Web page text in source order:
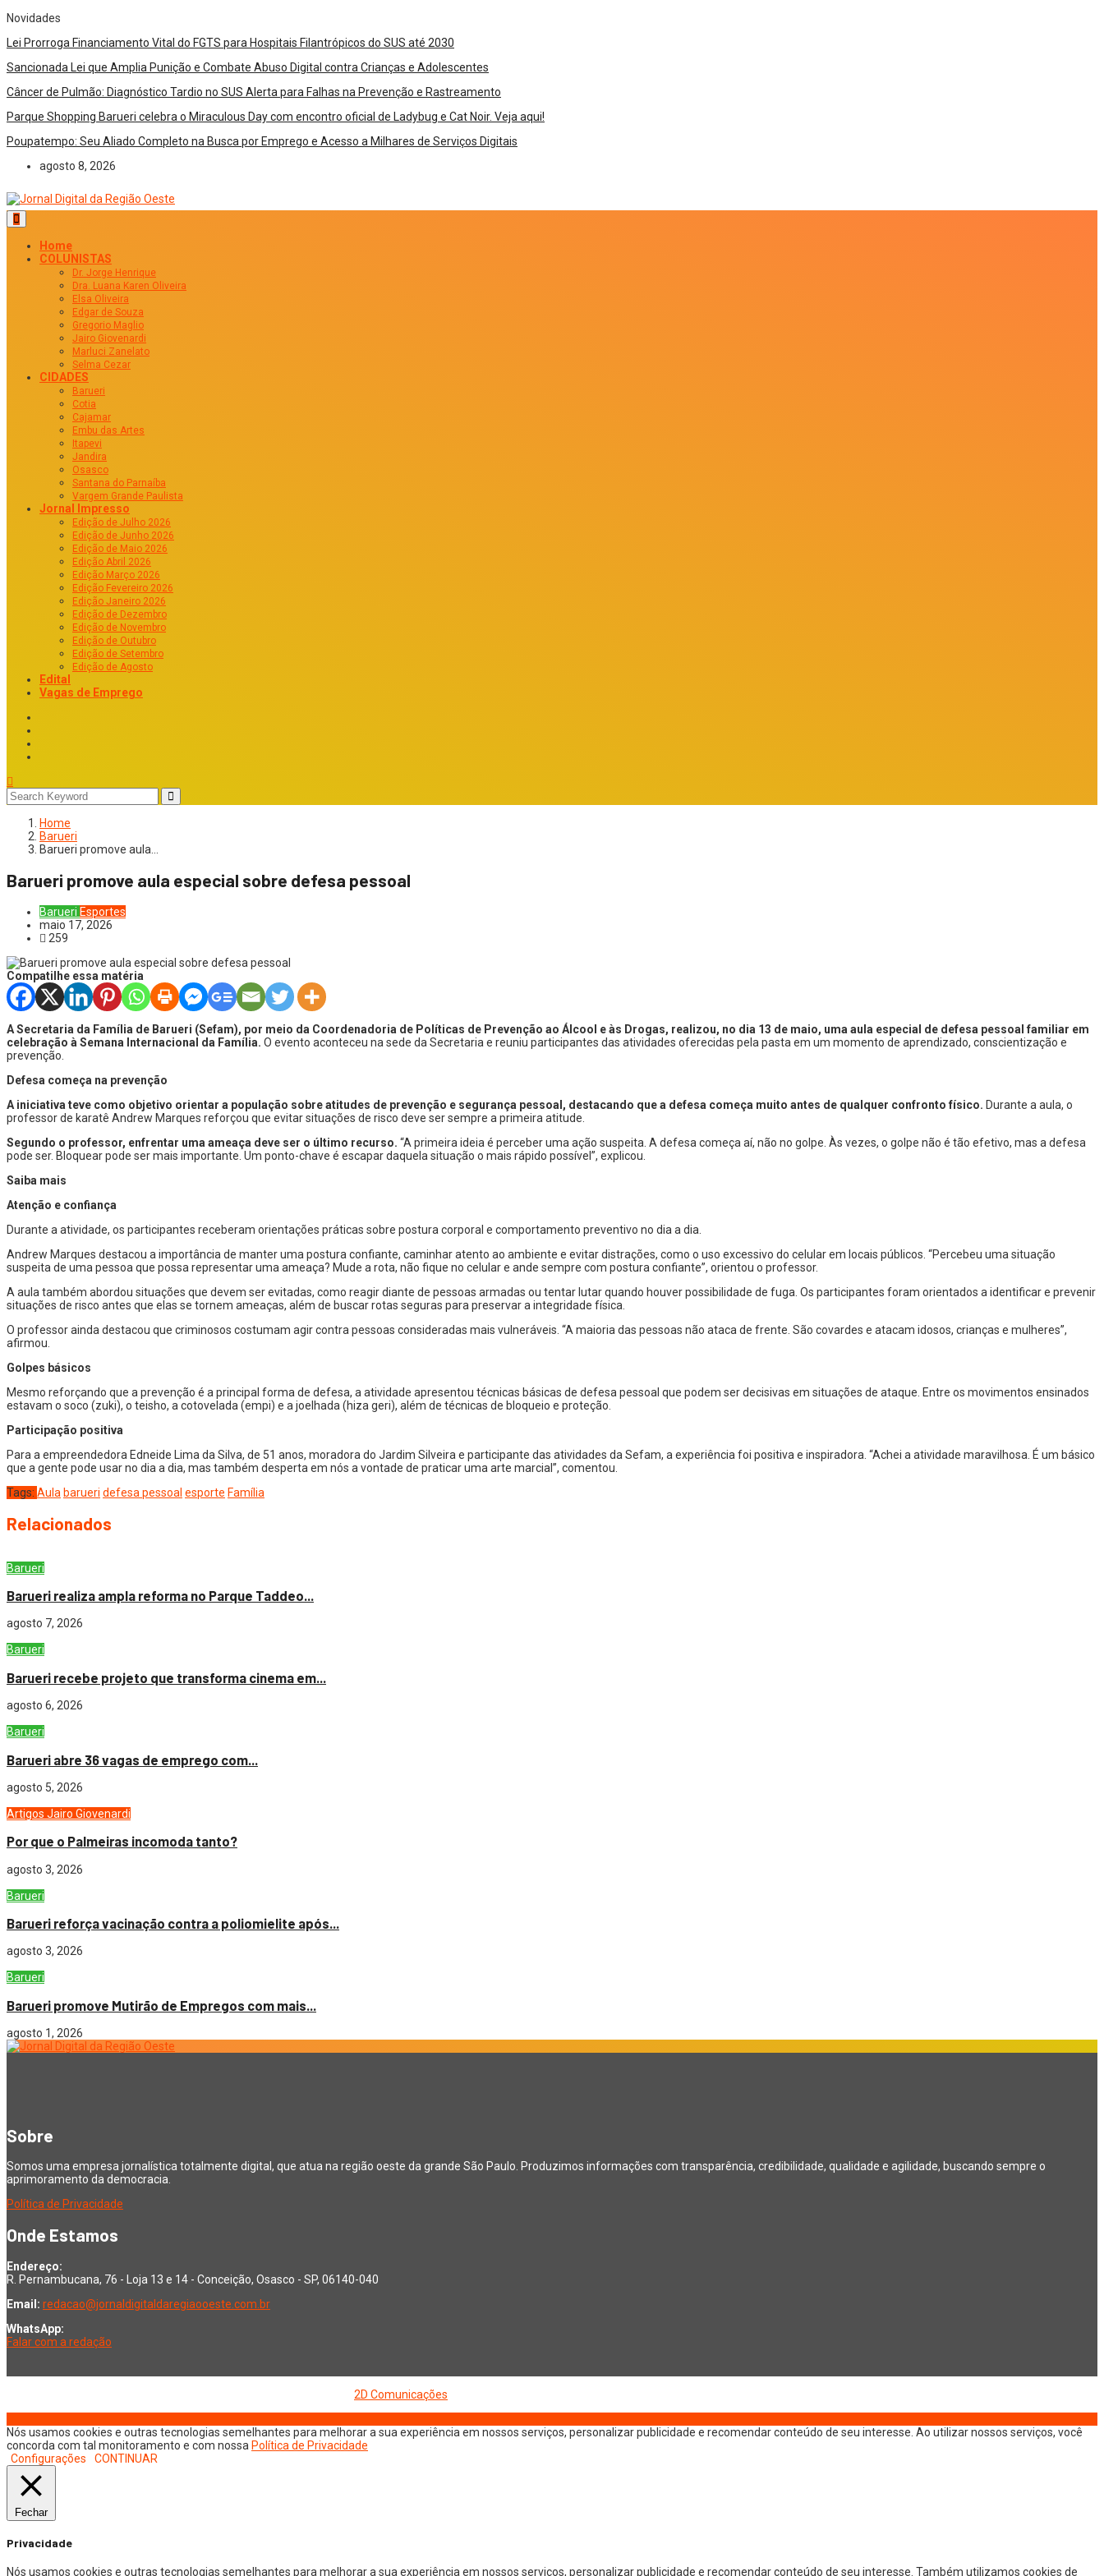
Novidades
Lei Prorroga Financiamento Vital do FGTS para Hospitais Filantrópicos do SUS até 2030
Sancionada Lei que Amplia Punição e Combate Abuso Digital contra Crianças e Adolescentes
Câncer de Pulmão: Diagnóstico Tardio no SUS Alerta para Falhas na Prevenção e Rastreamento
Parque Shopping Barueri celebra o Miraculous Day com encontro oficial de Ladybug e Cat Noir. Veja aqui!
Poupatempo: Seu Aliado Completo na Busca por Emprego e Acesso a Milhares de Serviços Digitais
agosto 8, 2026
Home
COLUNISTAS
Dr. Jorge Henrique
Dra. Luana Karen Oliveira
Elsa Oliveira
Edgar de Souza
Gregorio Maglio
Jairo Giovenardi
Marluci Zanelato
Selma Cezar
CIDADES
Barueri
Cotia
Cajamar
Embu das Artes
Itapevi
Jandira
Osasco
Santana do Parnaíba
Vargem Grande Paulista
Jornal Impresso
Edição de Julho 2026
Edição de Junho 2026
Edição de Maio 2026
Edição Abril 2026
Edição Março 2026
Edição Fevereiro 2026
Edição Janeiro 2026
Edição de Dezembro
Edição de Novembro
Edição de Outubro
Edição de Setembro
Edição de Agosto
Edital
Vagas de Emprego
Home
Barueri
Barueri promove aula…
Barueri promove aula especial sobre defesa pessoal
Barueri Esportes
maio 17, 2026
259
Compatilhe essa matéria
A Secretaria da Família de Barueri (Sefam), por meio da Coordenadoria de Políticas de Prevenção ao Álcool e às Drogas, realizou, no dia 13 de maio, uma aula especial de defesa pessoal familiar em
celebração à Semana Internacional da Família. O evento aconteceu na sede da Secretaria e reuniu participantes das atividades oferecidas pela pasta em um momento de aprendizado, conscientização e
prevenção.
Defesa começa na prevenção
A iniciativa teve como objetivo orientar a população sobre atitudes de prevenção e segurança pessoal, destacando que a defesa começa muito antes de qualquer confronto físico. Durante a aula, o
professor de karatê Andrew Marques reforçou que evitar situações de risco deve ser sempre a primeira atitude.
Segundo o professor, enfrentar uma ameaça deve ser o último recurso. “A primeira ideia é perceber uma ação suspeita. A defesa começa aí, não no golpe. Às vezes, o golpe não é tão efetivo, mas a defesa
pode ser. Bloquear pode ser mais importante. Um ponto-chave é escapar daquela situação o mais rápido possível”, explicou.
Saiba mais
Atenção e confiança
Durante a atividade, os participantes receberam orientações práticas sobre postura corporal e comportamento preventivo no dia a dia.
Andrew Marques destacou a importância de manter uma postura confiante, caminhar atento ao ambiente e evitar distrações, como o uso excessivo do celular em locais públicos. “Percebeu uma situação
suspeita de uma pessoa que possa representar uma ameaça? Mude a rota, não fique no celular e ande sempre com postura confiante”, orientou o professor.
A aula também abordou situações que devem ser evitadas, como reagir diante de pessoas armadas ou tentar lutar quando houver possibilidade de fuga. Os participantes foram orientados a identificar e prevenir
situações de risco antes que elas se tornem ameaças, além de buscar rotas seguras para preservar a integridade física.
O professor ainda destacou que criminosos costumam agir contra pessoas consideradas mais vulneráveis. “A maioria das pessoas não ataca de frente. São covardes e atacam idosos, crianças e mulheres”,
afirmou.
Golpes básicos
Mesmo reforçando que a prevenção é a principal forma de defesa, a atividade apresentou técnicas básicas de defesa pessoal que podem ser decisivas em situações de ataque. Entre os movimentos ensinados
estavam o soco (zuki), o teisho, a cotovelada (empi) e a joelhada (hiza geri), além de técnicas de bloqueio e proteção.
Participação positiva
Para a empreendedora Edneide Lima da Silva, de 51 anos, moradora do Jardim Silveira e participante das atividades da Sefam, a experiência foi positiva e inspiradora. “Achei a atividade maravilhosa. É um básico
que a gente pode usar no dia a dia, mas também desperta em nós a vontade de praticar uma arte marcial”, comentou.
Tags: Aula barueri defesa pessoal esporte Família
Relacionados
Barueri
Barueri realiza ampla reforma no Parque Taddeo...
agosto 7, 2026
Barueri
Barueri recebe projeto que transforma cinema em...
agosto 6, 2026
Barueri
Barueri abre 36 vagas de emprego com...
agosto 5, 2026
Artigos Jairo Giovenardi
Por que o Palmeiras incomoda tanto?
agosto 3, 2026
Barueri
Barueri reforça vacinação contra a poliomielite após...
agosto 3, 2026
Barueri
Barueri promove Mutirão de Empregos com mais...
agosto 1, 2026
Sobre
Somos uma empresa jornalística totalmente digital, que atua na região oeste da grande São Paulo. Produzimos informações com transparência, credibilidade, qualidade e agilidade, buscando sempre o
aprimoramento da democracia.
Política de Privacidade
Onde Estamos
Endereço:
R. Pernambucana, 76 - Loja 13 e 14 - Conceição, Osasco - SP, 06140-040
Email: redacao@jornaldigitaldaregiaooeste.com.br
WhatsApp:
Falar com a redação
2D Comunicações
Nós usamos cookies e outras tecnologias semelhantes para melhorar a sua experiência em nossos serviços, personalizar publicidade e recomendar conteúdo de seu interesse. Ao utilizar nossos serviços, você
concorda com tal monitoramento e com nossa Política de Privacidade
Configurações
CONTINUAR
Fechar
Privacidade
Nós usamos cookies e outras tecnologias semelhantes para melhorar a sua experiência em nossos serviços, personalizar publicidade e recomendar conteúdo de seu interesse. Também utilizamos cookies de